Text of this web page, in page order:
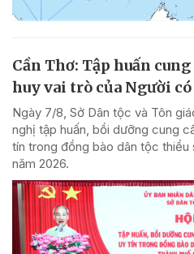
Cần Thơ: Tập huấn
huy vai trò của Người
Ngày 7/8, Sở Dân tộc và Tôn
nghị tập huấn, bồi dưỡng cung
tín trong đồng bào dân tộc thiểu
năm 2026.